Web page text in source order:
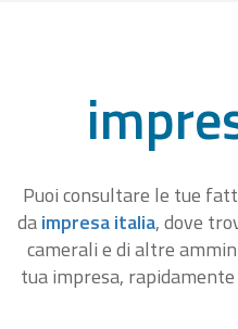
Puoi consultare le tue
daimpresa italia, dove
camerali e di altre
tua impresa,